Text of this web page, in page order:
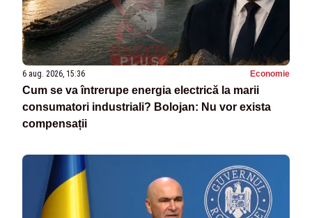
6 aug. 2026, 15:36 Economie
Cum se va întrerupe energia electrică la marii
consumatori industriali? Bolojan: Nu vor exista
compensații